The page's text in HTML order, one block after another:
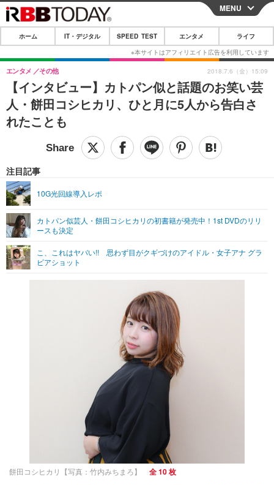
CLOSE
ホーム
IT・デジタル
IT・デジタルTOP スマートフォン
ネタ
ショッピング その他
SPEED TEST
エンタメ
エンタメTOP 映画・ドラマ
音楽
グラビア ブログ
ペット
その他
リリース一覧
プッシュ通知の停止方法
MENU
ホーム IT・デジタル SPEED TEST エンタメ ライフ
【インタビュー】カトパン似と話題のお笑い芸
人・餅田コシヒカリ、ひと月に5人から告白さ
れたことも
エンタメ その他
注目記事
10G光回線導入レポ
カトパン似芸人・餅田コシヒカリの初書籍が発売中！1st DVDのリリ
ースも決定
こ、これはヤバい!! 思わず目がクギづけのアイドル・女子アナ グラ
ビアショット
2018.7.6（金）15:09
餅田コシヒカリ【写真：竹内みちまろ】 全 10 枚